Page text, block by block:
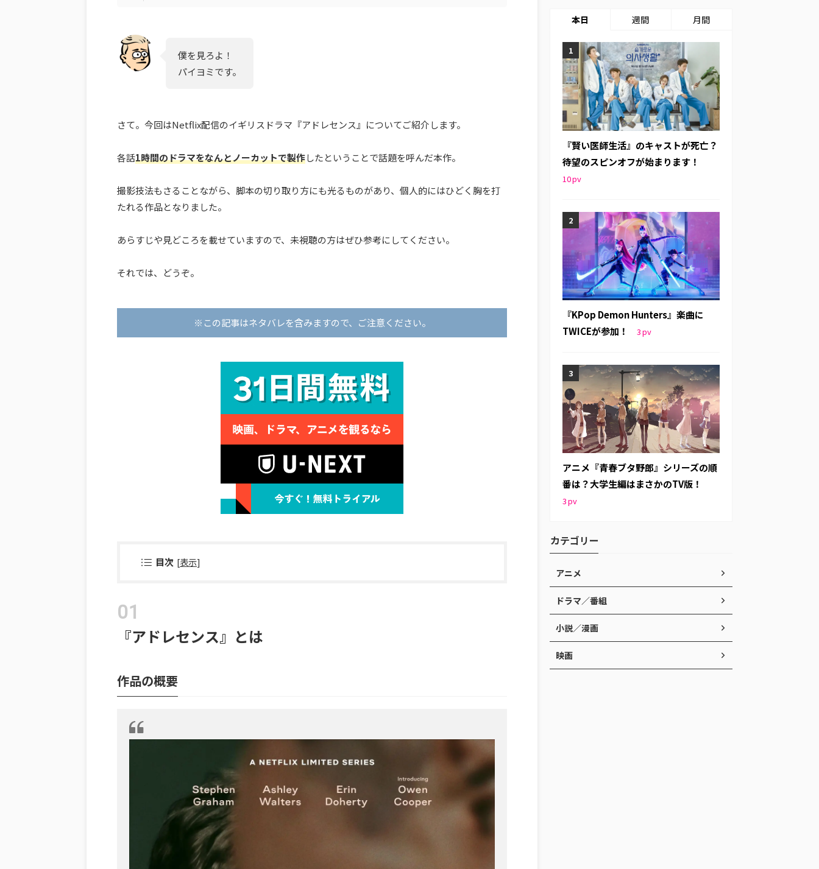
僕を見ろよ！
パイヨミです。
さて。今回はNetflix配信のイギリスドラマ『アドレセンス』についてご紹介します。
各話1時間のドラマをなんとノーカットで製作したということで話題を呼んだ本作。
撮影技法もさることながら、脚本の切り取り方にも光るものがあり、個人的にはひどく胸を打
たれる作品となりました。
あらすじや見どころを載せていますので、未視聴の方はぜひ参考にしてください。
それでは、どうぞ。
※この記事はネタバレを含みますので、ご注意ください。
目次 [表示]
『アドレセンス』とは
作品の概要
本日 週間 月間
『賢い医師生活』のキャストが死亡？
待望のスピンオフが始まります！
10pv
『KPop Demon Hunters』楽曲に
TWICEが参加！
3pv
アニメ『青春ブタ野郎』シリーズの順
番は？大学生編はまさかのTV版！
3pv
カテゴリー
アニメ
ドラマ／番組
小説／漫画
映画